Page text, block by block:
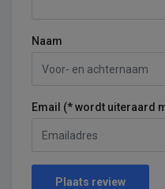
Naam
Email (* wordt uiteraard
Plaats review